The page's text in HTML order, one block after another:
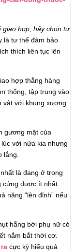
giao hợp, hãy chọn tư
là tư thế đảm bảo
thích liên tục lên
hợp thẳng hàng
thống, tập trung vào
vật với khung xương
gương mặt của
lúc với nửa kia nhưng
lắng.
là đang ở trong
cứng được ít nhất
năng “lên đỉnh” nếu
hẫng bởi phụ nữ có
nắm bắt thời cơ.
cực kỳ hiểu quả